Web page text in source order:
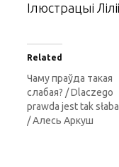
Ілюстрацыі
Related
Чаму праўда такая
слабая? / Dlaczego
prawda jest tak
/ Алесь Аркуш